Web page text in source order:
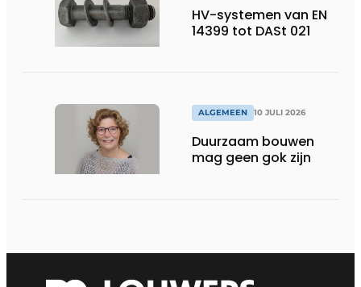
HV-systemen van EN
14399 tot DASt 021
ALGEMEEN 10 JULI 2026
Duurzaam bouwen
mag geen gok zijn